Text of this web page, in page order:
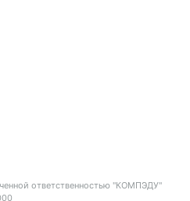
ответственностью "КОМПЭДУ"